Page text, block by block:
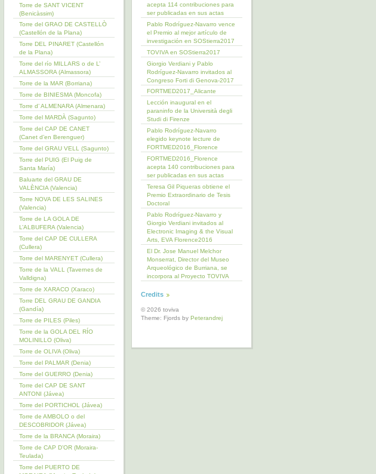
Torre de SANT VICENT
(Benicàssim)
Torre del GRAO DE CASTELLÒ
(Castellón de la Plana)
Torre DEL PINARET (Castellón
de la Plana)
Torre del río MILLARS o de L’
ALMASSORA (Almassora)
Torre de la MAR (Borriana)
Torre de BINIESMA (Moncofa)
Torre d’ ALMENARA (Almenara)
Torre del MARDÀ (Sagunto)
Torre del CAP DE CANET
(Canet d’en Berenguer)
Torre del GRAU VELL (Sagunto)
Torre del PUIG (El Puig de
Santa María)
Baluarte del GRAU DE
VALÈNCIA (Valencia)
Torre NOVA DE LES SALINES
(Valencia)
Torre de LA GOLA DE
L’ALBUFERA (Valencia)
Torre del CAP DE CULLERA
(Cullera)
Torre del MARENYET (Cullera)
Torre de la VALL (Tavernes de
Valldigna)
Torre de XARACO (Xaraco)
Torre DEL GRAU DE GANDIA
(Gandía)
Torre de PILES (Piles)
Torre de la GOLA DEL RÍO
MOLINILLO (Oliva)
Torre de OLIVA (Oliva)
Torre del PALMAR (Denia)
Torre del GUERRO (Denia)
Torre del CAP DE SANT
ANTONI (Jávea)
Torre del PORTICHOL (Jávea)
Torre de AMBOLO o del
DESCOBRIDOR (Jávea)
Torre de la BRANCA (Moraira)
Torre de CAP D’OR (Moraira-
Teulada)
Torre del PUERTO DE
acepta 114 contribuciones para
ser publicadas en sus actas
Pablo Rodríguez-Navarro vence
el Premio al mejor artículo de
investigación en SOStierra2017
TOVIVA en SOStierra2017
Giorgio Verdiani y Pablo
Rodríguez-Navarro invitados al
Congreso Forti di Genova-2017
FORTMED2017_Alicante
Lección inaugural en el
paraninfo de la Università degli
Studi di Firenze
Pablo Rodríguez-Navarro
elegido keynote lecture de
FORTMED2016_Florence
FORTMED2016_Florence
acepta 140 contribuciones para
ser publicadas en sus actas
Teresa Gil Piqueras obtiene el
Premio Extraordinario de Tesis
Doctoral
Pablo Rodríguez-Navarro y
Giorgio Verdiani invitados al
Electronic Imaging & the Visual
Arts, EVA Florence2016
El Dr. Jose Manuel Melchor
Monserrat, Director del Museo
Arqueológico de Burriana, se
incorpora al Proyecto TOVIVA
Credits
© 2026 toviva
Theme: Fjords by Peterandrej